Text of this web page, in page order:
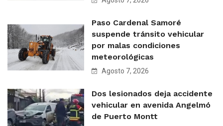
Paso Cardenal Samoré
suspende tránsito vehicular
por malas condiciones
meteorológicas
Agosto 7, 2026
Dos lesionados deja accidente
vehicular en avenida Angelmó
de Puerto Montt